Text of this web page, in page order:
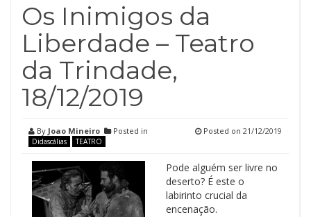
Os Inimigos da
Liberdade – Teatro
da Trindade,
18/12/2019
By Joao Mineiro Posted in
Didascálias TEATRO
Posted on 21/12/2019
Pode alguém ser livre no
deserto? É este o
labirinto crucial da
encenação.